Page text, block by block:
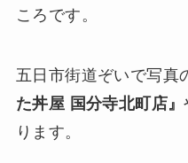
ころです。
五日市街道ぞいで写真
た丼屋 国分寺北町店』
ります。